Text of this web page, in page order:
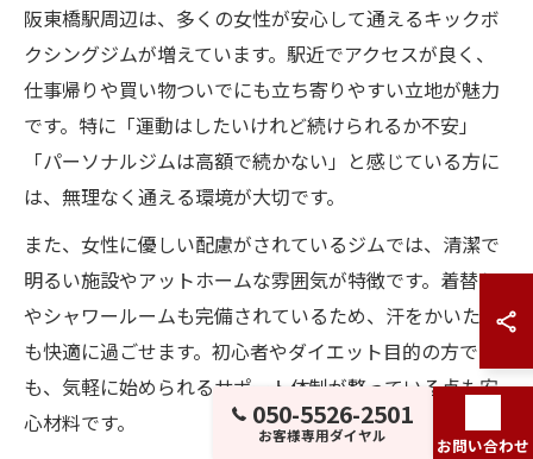
阪東橋駅周辺は、多くの女性が安心して通えるキックボ
クシングジムが増えています。駅近でアクセスが良く、
仕事帰りや買い物ついでにも立ち寄りやすい立地が魅力
です。特に「運動はしたいけれど続けられるか不安」
「パーソナルジムは高額で続かない」と感じている方に
は、無理なく通える環境が大切です。
また、女性に優しい配慮がされているジムでは、清潔で
明るい施設やアットホームな雰囲気が特徴です。着替え
やシャワールームも完備されているため、汗をかいた後
も快適に過ごせます。初心者やダイエット目的の方で
も、気軽に始められるサポート体制が整っている点も安
心材料です。
050-5526-2501
お客様専用ダイヤル お問い合わせ